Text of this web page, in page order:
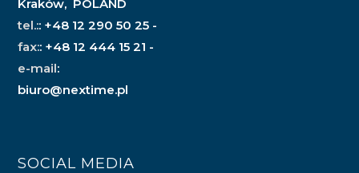
Kraków, POLAND
tel.:: +48 12 290 50 25 -
fax:: +48 12 444 15 21 -
e-mail:
biuro@nextime.pl
SOCIAL MEDIA